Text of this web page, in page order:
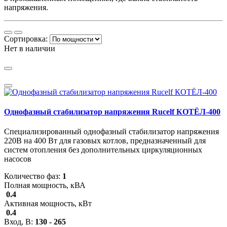
напряжения.
Сортировка:
Нет в наличии
Однофазный стабилизатор напряжения Rucelf КОТЁЛ-400
Специализированный однофазный стабилизатор напряжения
220В на 400 Вт для газовых котлов, предназначенный для
систем отопления без дополнительных циркуляционных
насосов
Количество фаз: 1
Полная мощность, кВА
0.4
Активная мощность, кВт
0.4
Вход, В: 130 - 265